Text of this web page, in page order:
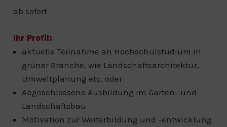
ab sofort
Ihr Profil:
aktuelle Teilnahme an Hochschulstudium in
grüner Branche, wie Landschaftsarchitektur,
Umweltplanung etc. oder
Abgeschlossene Ausbildung im Garten- und
Landschaftsbau
Motivation zur Weiterbildung und -entwicklung